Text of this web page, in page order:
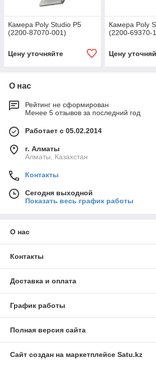
Камера Poly Studio P5
(2200-87070-001)
Цену уточняйте
Камера Poly
(2200-69370-
Цену
О нас
Рейтинг не сформирован
Менее 5 отзывов за последний год
Работает с 05.02.2014
г. Алматы
Алматы, Казахстан
Контакты
Сегодня выходной
Показать весь график работы
О нас
Контакты
Доставка и оплата
График работы
Полная версия сайта
Сайт создан на маркетплейсе Satu.kz